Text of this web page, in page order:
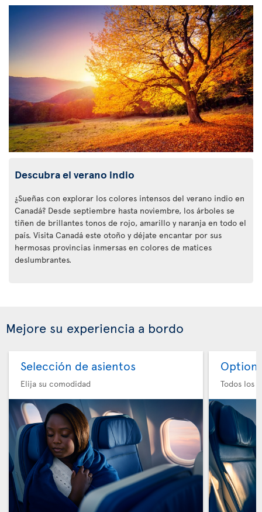
Descubra el verano indio
¿Sueñas con explorar los colores intensos del verano indio en
Canadá? Desde septiembre hasta noviembre, los árboles se
tiñen de brillantes tonos de rojo, amarillo y naranja en todo el
país. Visita Canadá este otoño y déjate encantar por sus
hermosas provincias inmersas en colores de matices
deslumbrantes.
Mejore su experiencia a bordo
Selección de asientos
Elija su comodidad
Option
Todos los